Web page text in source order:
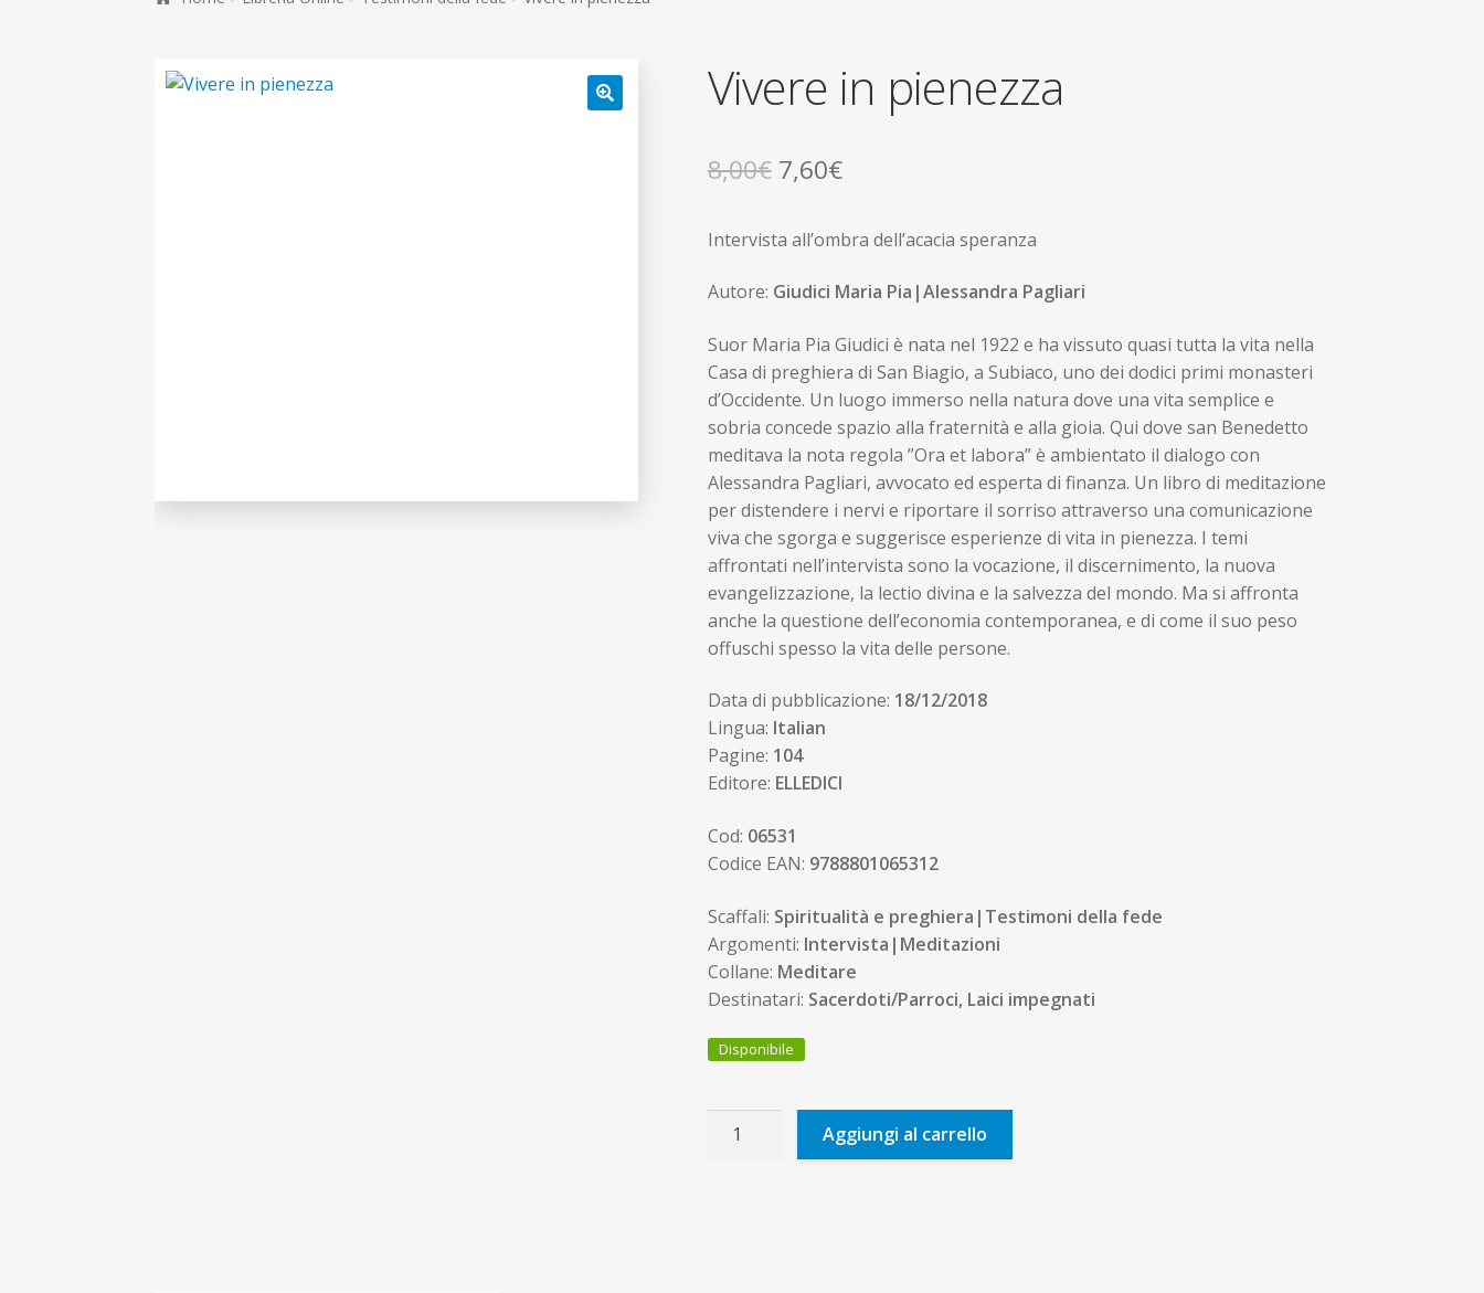
Vivere in pienezza
8,00€ Il
originale
era:
7,60€Il
attuale
è:
Intervista all’ombra dell’acacia speranza
Autore: Giudici Maria Pia|Alessandra Pagliari
Suor Maria Pia Giudici è nata nel 1922 e ha vissuto quasi tutta la vita nella
Casa di preghiera di San Biagio, a Subiaco, uno dei dodici primi monasteri
d’Occidente. Un luogo immerso nella natura dove una vita semplice e
sobria concede spazio alla fraternità e alla gioia. Qui dove san Benedetto
meditava la nota regola ”Ora et labora” è ambientato il dialogo con
Alessandra Pagliari, avvocato ed esperta di finanza. Un libro di meditazione
per distendere i nervi e riportare il sorriso attraverso una comunicazione
viva che sgorga e suggerisce esperienze di vita in pienezza. I temi
affrontati nell’intervista sono la vocazione, il discernimento, la nuova
evangelizzazione, la lectio divina e la salvezza del mondo. Ma si affronta
anche la questione dell’economia contemporanea, e di come il suo peso
offuschi spesso la vita delle persone.
Data di pubblicazione: 18/12/2018
Lingua: Italian
Pagine: 104
Editore: ELLEDICI
Cod: 06531
Codice EAN: 9788801065312
Scaffali: Spiritualità e preghiera|Testimoni della fede
Argomenti: Intervista|Meditazioni
Collane: Meditare
Destinatari: Sacerdoti/Parroci, Laici impegnati
Disponibile
Vivere
Aggiungi al carrello